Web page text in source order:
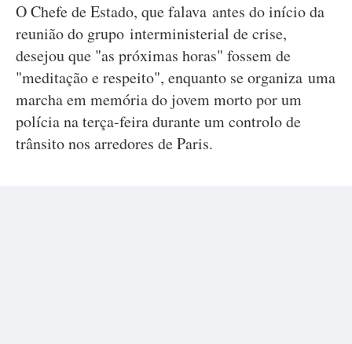
O Chefe de Estado, que falava antes do início da
reunião do grupo interministerial de crise,
desejou que "as próximas horas" fossem de
"meditação e respeito", enquanto se organiza uma
marcha em memória do jovem morto por um
polícia na terça-feira durante um controlo de
trânsito nos arredores de Paris.